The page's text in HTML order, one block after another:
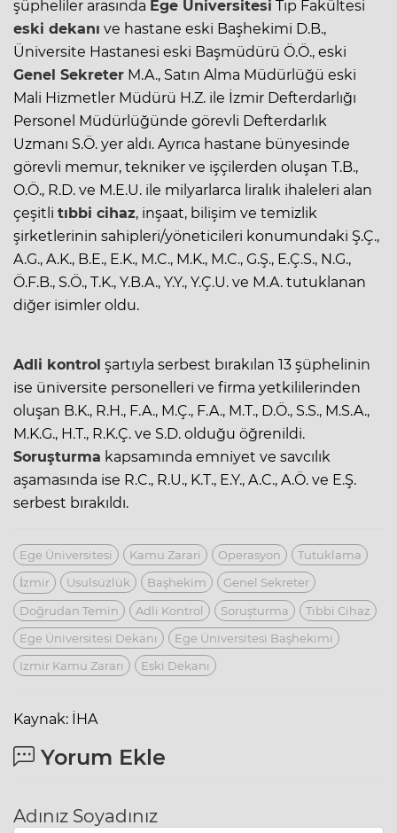
şüpheliler arasında Ege Üniversitesi Tıp Fakültesi
eski dekanı ve hastane eski Başhekimi D.B.,
Üniversite Hastanesi eski Başmüdürü Ö.Ö., eski
Genel Sekreter M.A., Satın Alma Müdürlüğü eski
Mali Hizmetler Müdürü H.Z. ile İzmir Defterdarlığı
Personel Müdürlüğünde görevli Defterdarlık
Uzmanı S.Ö. yer aldı. Ayrıca hastane bünyesinde
görevli memur, tekniker ve işçilerden oluşan T.B.,
O.Ö., R.D. ve M.E.U. ile milyarlarca liralık ihaleleri alan
çeşitli tıbbi cihaz, inşaat, bilişim ve temizlik
şirketlerinin sahipleri/yöneticileri konumundaki Ş.Ç.,
A.G., A.K., B.E., E.K., M.C., M.K., M.C., G.Ş., E.Ç.S., N.G.,
Ö.F.B., S.Ö., T.K., Y.B.A., Y.Y., Y.Ç.U. ve M.A. tutuklanan
diğer isimler oldu.
Adli kontrol şartıyla serbest bırakılan 13 şüphelinin
ise üniversite personelleri ve firma yetkililerinden
oluşan B.K., R.H., F.A., M.Ç., F.A., M.T., D.Ö., S.S., M.S.A.,
M.K.G., H.T., R.K.Ç. ve S.D. olduğu öğrenildi.
Soruşturma kapsamında emniyet ve savcılık
aşamasında ise R.C., R.U., K.T., E.Y., A.C., A.Ö. ve E.Ş.
serbest bırakıldı.
Ege Üniversitesi Kamu Zarari Operasyon
Tutuklama
İzmir
Usulsüzlük Başhekim
Genel Sekreter
Doğrudan Temin
Adli Kontrol Soruşturma
Tıbbi Cihaz
Ege Üniversitesi Dekanı
Ege Üniversitesi Başhekimi
Izmir Kamu Zararı
Eski Dekanı
Kaynak: İHA
Yorum Ekle
Adınız Soyadınız